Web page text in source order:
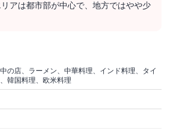
アは都市部が中心で、地方ではやや少
の店、ラーメン、中華料理、インド料理、タイ
韓国料理、欧米料理